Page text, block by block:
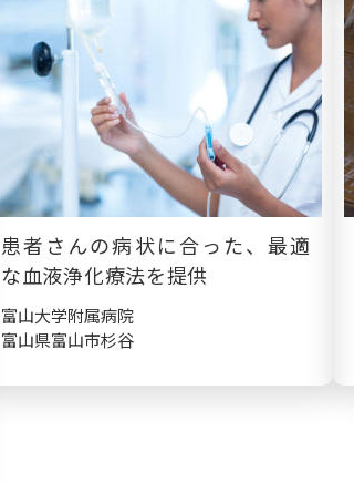
患者さんの病状に合った、最適
な血液浄化療法を提供
富山大学附属病院
富山県富山市杉谷